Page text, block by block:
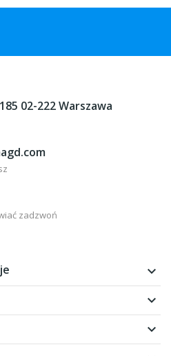
02-222 Warszawa
zadzwoń
keyboard_arrow_down
keyboard_arrow_down
keyboard_arrow_down